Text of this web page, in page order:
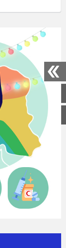
صفحه اصلی
اینستاگرام